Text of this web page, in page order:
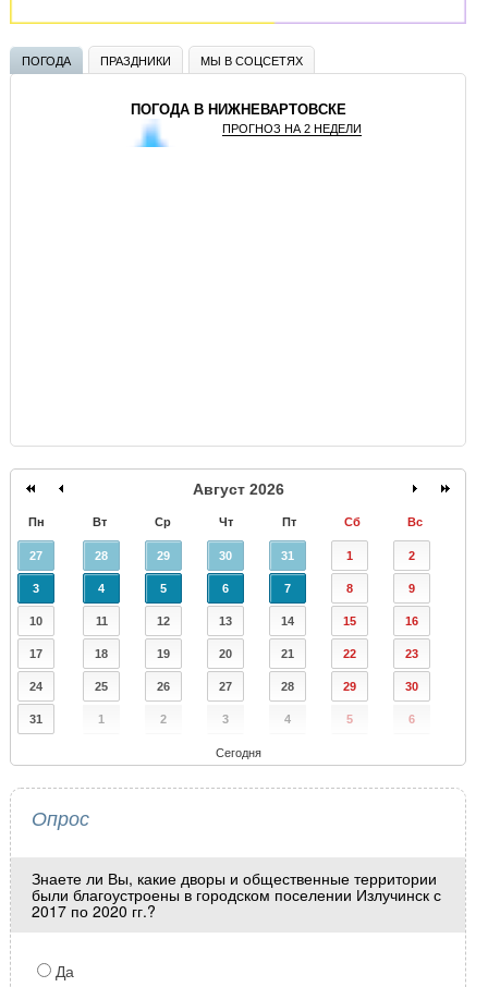
ПОГОДА ПРАЗДНИКИ МЫ В СОЦСЕТЯХ
ПОГОДА В НИЖНЕВАРТОВСКЕ
ПРОГНОЗ НА 2 НЕДЕЛИ
Август 2026
Пн Вт Ср Чт Пт Сб Вс
27 28 29 30 31 1 2
3 4 5 6 7 8 9
10 11 12 13 14 15 16
17 18 19 20 21 22 23
24 25 26 27 28 29 30
31 1 2 3 4 5 6
Сегодня
Опрос
Знаете ли Вы, какие дворы и общественные территории
были благоустроены в городском поселении Излучинск с
2017 по 2020 гг.?
Да